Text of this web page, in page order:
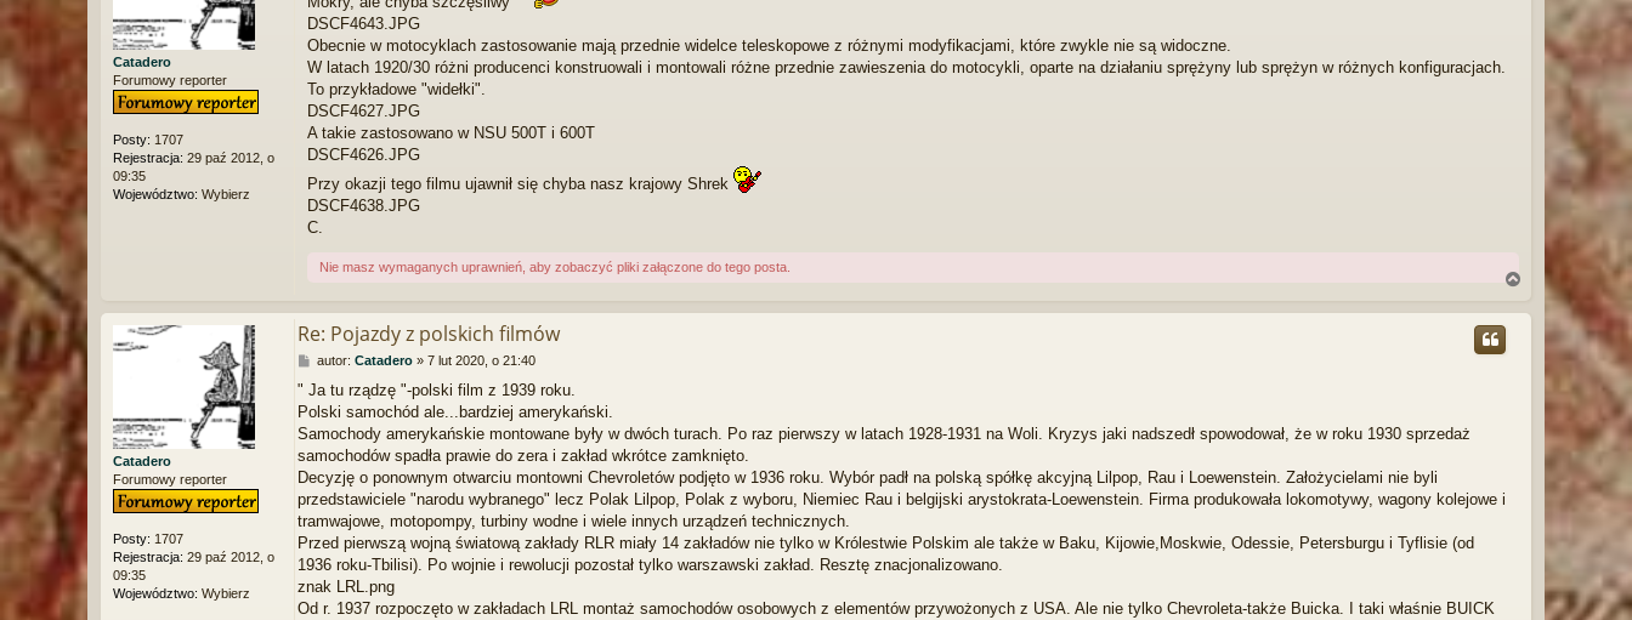
Catadero
Forumowy reporter
Posty: 1707
Rejestracja: 29 paź 2012, o
09:35
Województwo: Wybierz
t
DSCF4643.JPG
Obecnie w motocyklach zastosowanie mają przednie widelce teleskopowe z różnymi modyfikacjami, które zwykle nie są widoczne.
W latach 1920/30 różni producenci konstruowali i montowali różne przednie zawieszenia do motocykli, oparte na działaniu sprężyny lub sprężyn w różnych konfiguracjach.
To przykładowe "widełki".
DSCF4627.JPG
A takie zastosowano w NSU 500T i 600T
DSCF4626.JPG
Przy okazji tego filmu ujawnił się chyba nasz krajowy Shrek
DSCF4638.JPG
C.
Nie masz wymaganych uprawnień, aby zobaczyć pliki załączone do tego posta.
g
Catadero
Forumowy reporter
Posty: 1707
Rejestracja: 29 paź 2012, o
09:35
Województwo: Wybierz
Re: Pojazdy z polskich filmów
P
s
t
autor: Catadero» 7 lut 2020, o 21:40
" Ja tu rządzę "-polski film z 1939 roku.
Polski samochód ale...bardziej amerykański.
Samochody amerykańskie montowane były w dwóch turach. Po raz pierwszy w latach 1928-1931 na Woli. Kryzys jaki nadszedł spowodował, że w roku 1930 sprzedaż
samochodów spadła prawie do zera i zakład wkrótce zamknięto.
Decyzję o ponownym otwarciu montowni Chevroletów podjęto w 1936 roku. Wybór padł na polską spółkę akcyjną Lilpop, Rau i Loewenstein. Założycielami nie byli
przedstawiciele "narodu wybranego" lecz Polak Lilpop, Polak z wyboru, Niemiec Rau i belgijski arystokrata-Loewenstein. Firma produkowała lokomotywy, wagony kolejowe i
tramwajowe, motopompy, turbiny wodne i wiele innych urządzeń technicznych.
Przed pierwszą wojną światową zakłady RLR miały 14 zakładów nie tylko w Królestwie Polskim ale także w Baku, Kijowie,Moskwie, Odessie, Petersburgu i Tyflisie (od
1936 roku-Tbilisi). Po wojnie i rewolucji pozostał tylko warszawski zakład. Resztę znacjonalizowano.
znak LRL.png
Od r. 1937 rozpoczęto w zakładach LRL montaż samochodów osobowych z elementów przywożonych z USA. Ale nie tylko Chevroleta-także Buicka. I taki właśnie BUICK